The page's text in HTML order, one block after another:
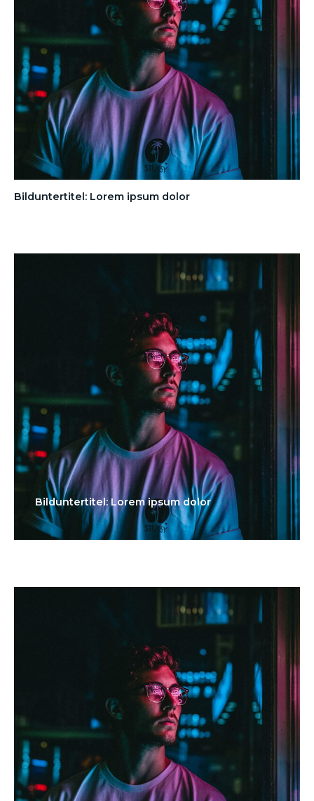
Bilduntertitel: Lorem ipsum dolor
Bilduntertitel: Lorem ipsum dolor